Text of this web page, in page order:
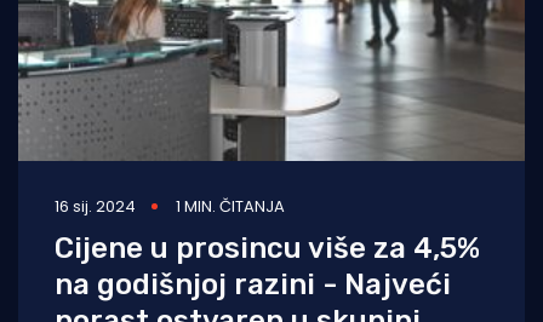
16 sij. 2024 1 MIN. ČITANJA
Cijene u prosincu više za 4,5%
na godišnjoj razini - Najveći